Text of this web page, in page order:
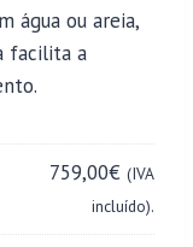
água ou areia,
facilita a
759,00€ (IVA
incluído).